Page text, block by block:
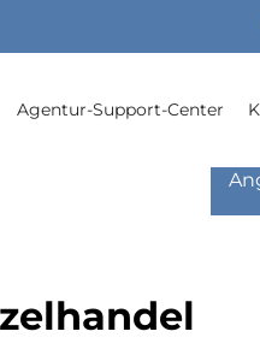
Agentur-Support-Center